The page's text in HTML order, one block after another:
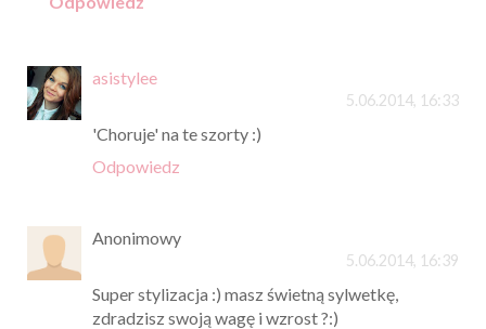
asistylee
5.06.2014, 16:33
'Choruje' na te szorty :)
Odpowiedz
Anonimowy
5.06.2014, 16:39
Super stylizacja :) masz świetną sylwetkę,
zdradzisz swoją wagę i wzrost ?:)